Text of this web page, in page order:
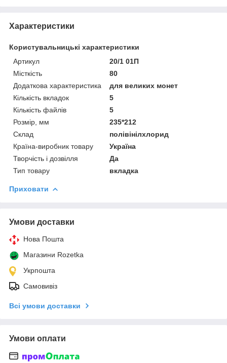
Характеристики
Користувальницькі характеристики
Артикул
20/1 01П
Місткість
80
Додаткова характеристика
для великих монет
Кількість вкладок
5
Кількість файлів
5
Розмір, мм
235*212
Склад
полівінілхлорид
Країна-виробник товару
Україна
Творчість і дозвілля
Да
Тип товару
вкладка
Приховати
Умови доставки
Нова Пошта
Магазини Rozetka
Укрпошта
Самовивіз
Всі умови доставки
Умови оплати